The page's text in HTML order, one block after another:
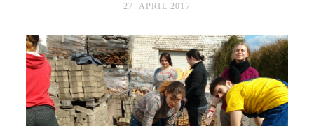
Kita
Vermietung
Kontakt
27. APRIL 2017